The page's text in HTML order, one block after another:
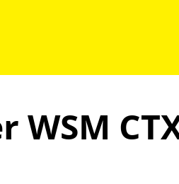
WSM